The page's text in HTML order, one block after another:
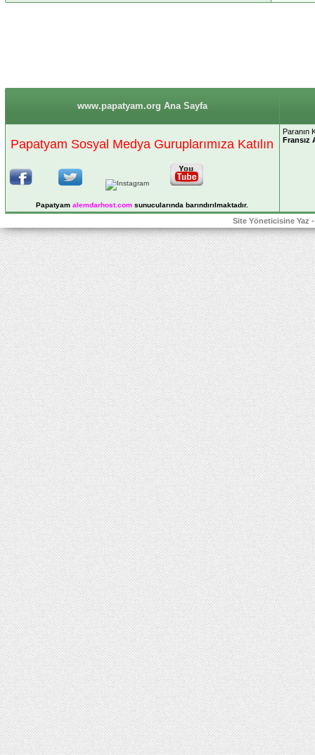
www.papatyam.org Ana Sayfa
Papatyam Sosyal Medya Guruplarımıza Katılın
Papatyam alemdarhost.com sunucularında barındırılmaktadır.
Paranın
Fransız
Site Yöneticisine Yaz